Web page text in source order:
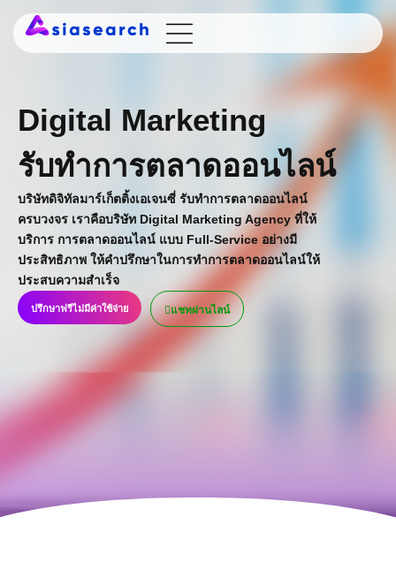
Digital Marketing
รับทำการตลาดออนไลน์
บริษัทดิจิทัลมาร์เก็ตติ้งเอเจนซี่ รับทำการตลาดออนไลน์
ครบวงจร เราคือบริษัท Digital Marketing Agency ที่ให้
บริการ การตลาดออนไลน์ แบบ Full-Service อย่างมี
ประสิทธิภาพ ให้คำปรึกษาในการทำการตลาดออนไลน์ให้
ประสบความสำเร็จ
ปรึกษาฟรีไม่มีค่าใช้จ่าย แชทผ่านไลน์